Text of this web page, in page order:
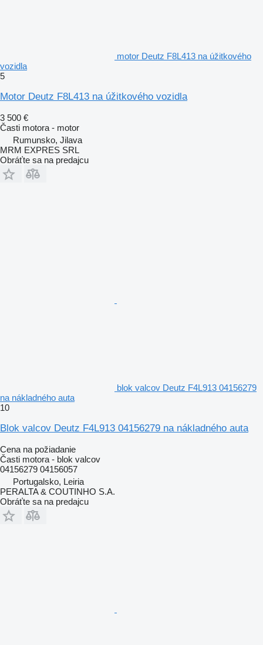
motor Deutz F8L413 na úžitkového
vozidla
5
Motor Deutz F8L413 na úžitkového vozidla
3 500 €
Časti motora - motor
Rumunsko, Jilava
MRM EXPRES SRL
Obráťte sa na predajcu
blok valcov Deutz F4L913 04156279
na nákladného auta
10
Blok valcov Deutz F4L913 04156279 na nákladného auta
Cena na požiadanie
Časti motora - blok valcov
04156279 04156057
Portugalsko, Leiria
PERALTA & COUTINHO S.A.
Obráťte sa na predajcu